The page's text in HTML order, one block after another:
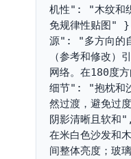
机性": "木纹和
免规律性贴图
源": "多方向的
（参考和修改）
网络。在180度
细节": "抱枕和
然过渡，避免过
阴影清晰且软
在米白色沙发和
间整体亮度；玻